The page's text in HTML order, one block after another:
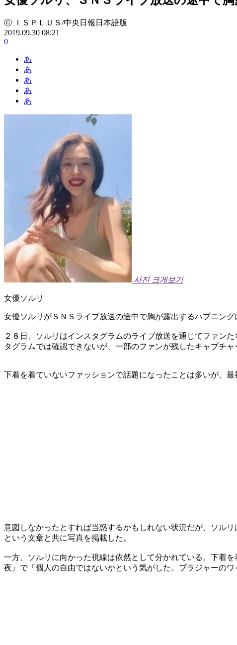
ⓒ ＩＳＰＬＵＳ/中央日報日本語版
2019.09.30 08:21
0
あ
あ
あ
あ
あ
사진 크게보기
女優ソルリ
女優ソルリがＳＮＳライブ放送の途中で胸が露出するハプニング
２８日、ソルリはインスタグラムのライブ放送を通じてファン
タグラムでは確認できないが、一部のファンが残したキャプチ
下着を着ていないファッションで話題になったことは多いが、
意図しなかったとすれば当惑するかもしれない状況だが、ソル
という文章と共に写真を掲載した。
一方、ソルリに向かった視線は依然として分かれている。下着
夜』で「個人の自由ではないかという気がした。ブラジャーの